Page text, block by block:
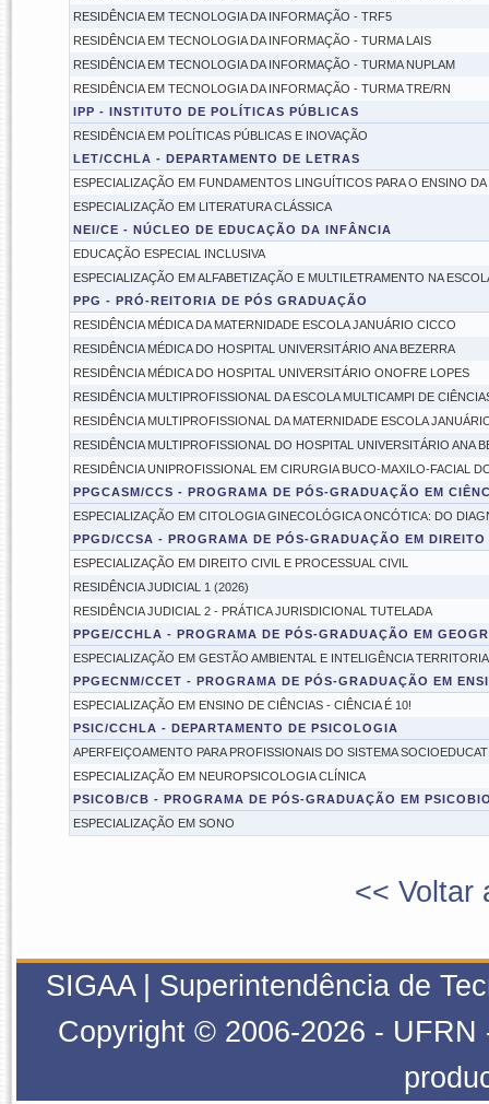
RESIDÊNCIA EM TECNOLOGIA DA INFORMAÇÃO - TRF5
RESIDÊNCIA EM TECNOLOGIA DA INFORMAÇÃO - TURMA LAIS
RESIDÊNCIA EM TECNOLOGIA DA INFORMAÇÃO - TURMA NUPLAM
RESIDÊNCIA EM TECNOLOGIA DA INFORMAÇÃO - TURMA TRE/RN
IPP - INSTITUTO DE POLÍTICAS PÚBLICAS
RESIDÊNCIA EM POLÍTICAS PÚBLICAS E INOVAÇÃO
LET/CCHLA - DEPARTAMENTO DE LETRAS
ESPECIALIZAÇÃO EM FUNDAMENTOS LINGUÍTICOS PARA O ENSINO DA
ESPECIALIZAÇÃO EM LITERATURA CLÁSSICA
NEI/CE - NÚCLEO DE EDUCAÇÃO DA INFÂNCIA
EDUCAÇÃO ESPECIAL INCLUSIVA
ESPECIALIZAÇÃO EM ALFABETIZAÇÃO E MULTILETRAMENTO NA
PPG - PRÓ-REITORIA DE PÓS GRADUAÇÃO
RESIDÊNCIA MÉDICA DA MATERNIDADE ESCOLA JANUÁRIO CICCO
RESIDÊNCIA MÉDICA DO HOSPITAL UNIVERSITÁRIO ANA BEZERRA
RESIDÊNCIA MÉDICA DO HOSPITAL UNIVERSITÁRIO ONOFRE LOPES
RESIDÊNCIA MULTIPROFISSIONAL DA ESCOLA MULTICAMPI DE
RESIDÊNCIA MULTIPROFISSIONAL DA MATERNIDADE ESCOLA
RESIDÊNCIA MULTIPROFISSIONAL DO HOSPITAL UNIVERSITÁRIO ANA
RESIDÊNCIA UNIPROFISSIONAL EM CIRURGIA BUCO-MAXILO-FACIAL
PPGCASM/CCS - PROGRAMA DE PÓS-GRADUAÇÃO EM
ESPECIALIZAÇÃO EM CITOLOGIA GINECOLÓGICA ONCÓTICA: DO
PPGD/CCSA - PROGRAMA DE PÓS-GRADUAÇÃO EM DIREITO
ESPECIALIZAÇÃO EM DIREITO CIVIL E PROCESSUAL CIVIL
RESIDÊNCIA JUDICIAL 1 (2026)
RESIDÊNCIA JUDICIAL 2 - PRÁTICA JURISDICIONAL TUTELADA
PPGE/CCHLA - PROGRAMA DE PÓS-GRADUAÇÃO EM
ESPECIALIZAÇÃO EM GESTÃO AMBIENTAL E INTELIGÊNCIA
PPGECNM/CCET - PROGRAMA DE PÓS-GRADUAÇÃO EM
ESPECIALIZAÇÃO EM ENSINO DE CIÊNCIAS - CIÊNCIA É 10!
PSIC/CCHLA - DEPARTAMENTO DE PSICOLOGIA
APERFEIÇOAMENTO PARA PROFISSIONAIS DO SISTEMA
ESPECIALIZAÇÃO EM NEUROPSICOLOGIA CLÍNICA
PSICOB/CB - PROGRAMA DE PÓS-GRADUAÇÃO EM
ESPECIALIZAÇÃO EM SONO
<< Voltar
SIGAA | Superintendência de
Copyright © 2006-2026 - UFRN